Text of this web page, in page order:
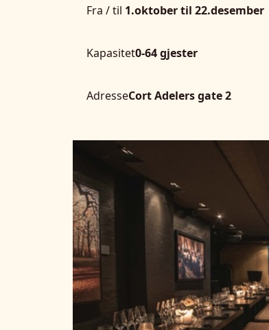
Fra / til 1.oktober til 22.desember
Kapasitet0-64 gjester
AdresseCort Adelers gate 2